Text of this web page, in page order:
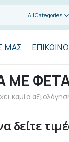
All Categories
ΜΑΣ
ΜΕ
καμία
δείτε